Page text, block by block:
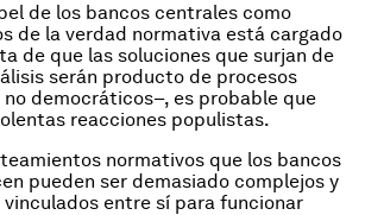
de los bancos centrales como
de la verdad normativa está cargado
de que las soluciones que surjan de
serán producto de procesos
democráticos–, es probable que
reacciones populistas.
normativos que los bancos
pueden ser demasiado complejos y
entre sí para funcionar